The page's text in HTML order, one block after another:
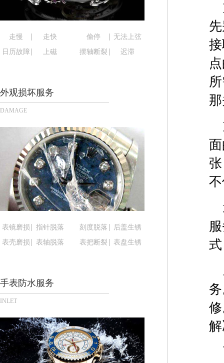
厦门市思明区湖滨东路95号华润大厦写字楼B座11
福州市鼓楼区五四路128-1号恒力城写字楼15层03
成都市锦江区人民东路6号SAC东原中心写字楼24
重庆市江北区观音桥步行街2号融恒时代广场写字
长沙市芙蓉区定王台街道建湘路393号世茂环球
郑州市二七区铭功路10号华润大厦写字楼29层
太原市迎泽区解放路15号亨得利名表服务中心（
沈阳市沈河区中街路137号亨得利名表服务中心（
乌鲁木齐市天山区红山路26号时代广场（
温州市鹿城区锦绣路1067号置信广场10层1015室
哈尔滨市道里区友谊西路600号富力中心T2座写字
大连市中山区人民路15号国际金融大厦7层G室（
佛山市禅城区季华五路57号万科金融中心C座12层
东莞市东城街道鸿福东路1号民盈国贸中心T1写字
无锡市梁溪区人民中路139号恒隆广场写字楼1座
南通市崇川区工农路57号圆融广场写字楼16层
苏州市苏州工业园区星港街199号苏州中心办公楼
合肥市蜀山区潜山路111号万象城华润大厦B座12
青岛市南区山东路6号华润大厦B座22层04室（需
烟台市芝罘区胜利路139号万达金融中心A座907室
长春市朝阳区西安大路727号中银大厦A座(旺进大
贵阳市南明区都司高架桥路33号亨特国际金融中心
走慢 走快 偷停
无法上弦
日历故障
上磁 摆轴断裂 迟滞
外观损坏服务
DAMAGE
表镜磨损 指针脱落 刻度脱落
后盖生锈
表壳磨损
表轴脱落 表把断裂 表盘生锈
手表防水服务
INLET